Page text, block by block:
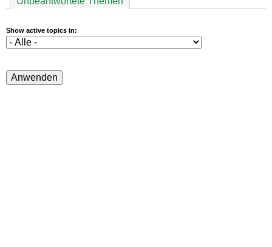
Show active topics in: